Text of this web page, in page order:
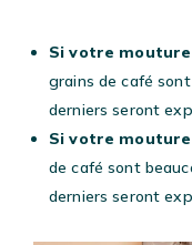
Si votre
grains de café
derniers seront
Si votre
de café sont
derniers seront